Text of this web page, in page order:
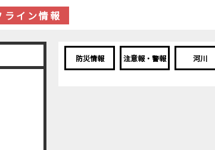
ライン情報
防災情報 注意報・警報 河川